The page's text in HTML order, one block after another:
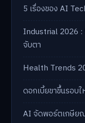
5 เรื่องของ AI
Industrial 2026 :
จับตา
Health Trends
ดอกเบี้ยขาขึ้นรอบ
AI จัดพอร์ตเกษีย